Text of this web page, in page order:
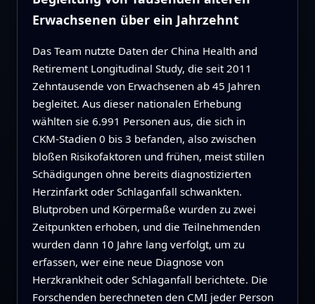
Erwachsenen über ein Jahrzehnt
Das Team nutzte Daten der China Health and
Retirement Longitudinal Study, die seit 2011
Zehntausende von Erwachsenen ab 45 Jahren
begleitet. Aus dieser nationalen Erhebung
wählten sie 6.991 Personen aus, die sich in
CKM‑Stadien 0 bis 3 befanden, also zwischen
bloßen Risikofaktoren und frühen, meist stillen
Schädigungen ohne bereits diagnostizierten
Herzinfarkt oder Schlaganfall schwankten.
Blutproben und Körpermaße wurden zu zwei
Zeitpunkten erhoben, und die Teilnehmenden
wurden dann 10 Jahre lang verfolgt, um zu
erfassen, wer eine neue Diagnose von
Herzkrankheit oder Schlaganfall berichtete. Die
Forschenden berechneten den CMI jeder Person